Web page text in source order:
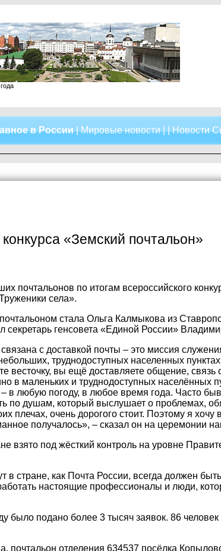
в России|Мировые новости| |Новости
«Земский почтальон»
почтальонов по итогам всероссийского
села».
стала Ольга Калмыкова из
секретарь генсовета «Единой России»
с доставкой почты – это миссия
труднодоступных населенных
весточку, вы ещё доставляете общение, связь
в маленьких и труднодоступных населённых
в любую погоду, в любое время года. Часто
по душам, который выслушает о проблемах,
плечах, очень дорогого стоит. Поэтому я хочу
получалось», – сказал он на церемонии
взято под жёсткий контроль на уровне
стране, как Почта России, всегда должен
настоящие профессионалы и люди,
было подано более 3 тысяч заявок. 86
почтальон отделения 634537 посёлка